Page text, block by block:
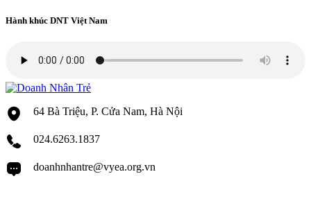
Hành khúc DNT Việt Nam
64 Bà Triệu, P. Cửa Nam, Hà Nội
024.6263.1837
doanhnhantre@vyea.org.vn